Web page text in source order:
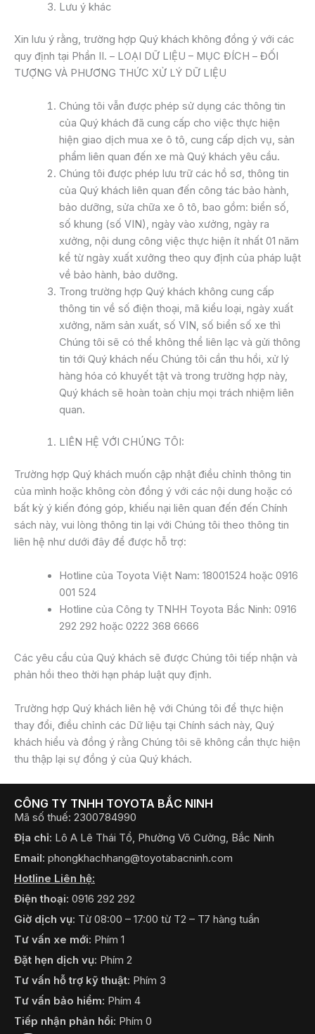
Lưu ý khác
Xin lưu ý rằng, trường hợp Quý khách không đồng ý với các
quy định tại Phần II. – LOẠI DỮ LIỆU – MỤC ĐÍCH – ĐỐI
TƯỢNG VÀ PHƯƠNG THỨC XỬ LÝ DỮ LIỆU
Chúng tôi vẫn được phép sử dụng các thông tin
của Quý khách đã cung cấp cho việc thực hiện
hiện giao dịch mua xe ô tô, cung cấp dịch vụ, sản
phẩm liên quan đến xe mà Quý khách yêu cầu.
Chúng tôi được phép lưu trữ các hồ sơ, thông tin
của Quý khách liên quan đến công tác bảo hành,
bảo dưỡng, sửa chữa xe ô tô, bao gồm: biển số,
số khung (số VIN), ngày vào xưởng, ngày ra
xưởng, nội dung công việc thực hiện ít nhất 01 năm
kể từ ngày xuất xưởng theo quy định của pháp luật
về bảo hành, bảo dưỡng.
Trong trường hợp Quý khách không cung cấp
thông tin về số điện thoại, mã kiểu loại, ngày xuất
xưởng, năm sản xuất, số VIN, số biển số xe thì
Chúng tôi sẽ có thể không thể liên lạc và gửi thông
tin tới Quý khách nếu Chúng tôi cần thu hồi, xử lý
hàng hóa có khuyết tật và trong trường hợp này,
Quý khách sẽ hoàn toàn chịu mọi trách nhiệm liên
quan.
LIÊN HỆ VỚI CHÚNG TÔI:
Trường hợp Quý khách muốn cập nhật điều chỉnh thông tin
của mình hoặc không còn đồng ý với các nội dung hoặc có
bất kỳ ý kiến đóng góp, khiếu nại liên quan đến đến Chính
sách này, vui lòng thông tin lại với Chúng tôi theo thông tin
liên hệ như dưới đây để được hỗ trợ:
Hotline của Toyota Việt Nam: 18001524 hoặc 0916
001 524
Hotline của Công ty TNHH Toyota Bắc Ninh: 0916
292 292 hoặc 0222 368 6666
Các yêu cầu của Quý khách sẽ được Chúng tôi tiếp nhận và
phản hồi theo thời hạn pháp luật quy định.
Trường hợp Quý khách liên hệ với Chúng tôi để thực hiện
thay đổi, điều chỉnh các Dữ liệu tại Chính sách này, Quý
khách hiểu và đồng ý rằng Chúng tôi sẽ không cần thực hiện
thu thập lại sự đồng ý của Quý khách.
CÔNG TY TNHH TOYOTA BẮC NINH
Mã số thuế: 2300784990
Địa chỉ: Lô A Lê Thái Tổ, Phường Võ Cường, Bắc Ninh
Email: phongkhachhang@toyotabacninh.com
Hotline Liên hệ:
Điện thoại: 0916 292 292
Giờ dịch vụ: Từ 08:00 – 17:00 từ T2 – T7 hàng tuần
Tư vấn xe mới: Phím 1
Đặt hẹn dịch vụ: Phím 2
Tư vấn hỗ trợ kỹ thuật: Phím 3
Tư vấn bảo hiểm: Phím 4
Tiếp nhận phản hồi: Phím 0
LÁI THỬ BÁO GIÁ ĐỊNH GIÁ